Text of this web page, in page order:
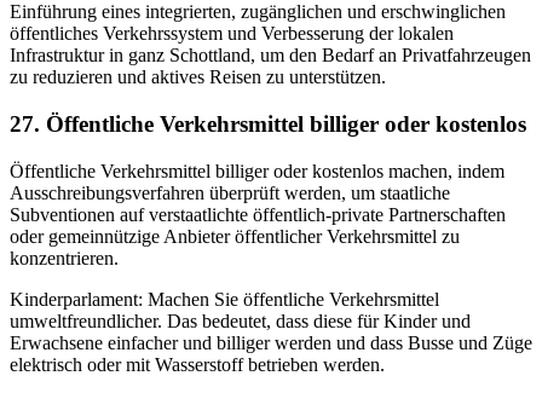
Einführung eines integrierten, zugänglichen und erschwinglichen
öffentliches Verkehrssystem und Verbesserung der lokalen
Infrastruktur in ganz Schottland, um den Bedarf an Privatfahrzeugen
zu reduzieren und aktives Reisen zu unterstützen.
27. Öffentliche Verkehrsmittel billiger oder kostenlos
Öffentliche Verkehrsmittel billiger oder kostenlos machen, indem
Ausschreibungsverfahren überprüft werden, um staatliche
Subventionen auf verstaatlichte öffentlich-private Partnerschaften
oder gemeinnützige Anbieter öffentlicher Verkehrsmittel zu
konzentrieren.
Kinderparlament: Machen Sie öffentliche Verkehrsmittel
umweltfreundlicher. Das bedeutet, dass diese für Kinder und
Erwachsene einfacher und billiger werden und dass Busse und Züge
elektrisch oder mit Wasserstoff betrieben werden.